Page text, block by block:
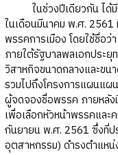
ในช่วงปีเดียวกัน ได้มีก
ในเดือนมีนาคม พ.ศ.
พรรคการเมือง โดยใช้ชื่อ
ภายใต้รัฐบาลพลเอกประ
วิสาหกิจขนาดกลางและขน
รวมไปถึงโครงการแผนแผ
ผู้จดจองชื่อพรรค ภายหลั
เพื่อเลือกหัวหน้าพรรคแล
กันยายน พ.ศ. 2561 ซึ่งที่ป
อุตสาหกรรม) ดำรงตำแห